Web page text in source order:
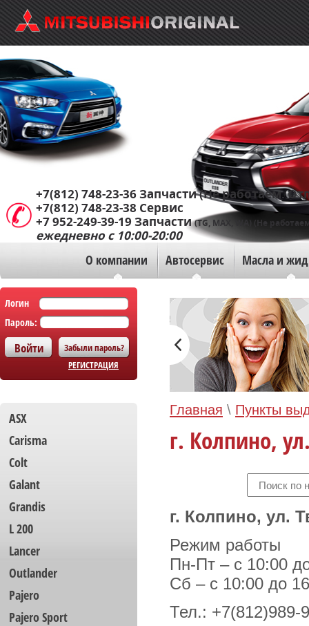
О компании Автосервис Масла и
+7(812) 748-23-36 Запчасти (Не работаем.
+7(812) 748-23-38 Сервис
+7 952-249-39-19 Запчасти(TG, MAX, WA) (Не
ежедневно с 10:00-20:00
Логин
Пароль:
Забыли пароль?
РЕГИСТРАЦИЯ
ASX
Carisma
Colt
Galant
Grandis
L 200
Lancer
Outlander
Pajero
Pajero Sport
Главная \ Пункты
г. Колпино,
г. Колпино, ул.
Режим работы
Пн-Пт – с 10:00
Сб – с 10:00 до
Тел.: +7(812)989-